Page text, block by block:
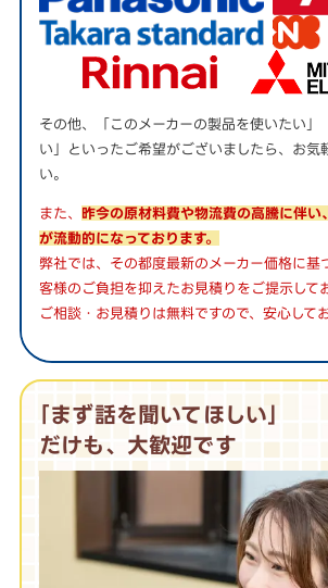
その他、「このメーカーの製品を使いたい」
い」といったご希望がございましたら、お気
い。
また、 昨今の原材料費や物流費の高騰に伴い
が流動的になっております。
弊社では、その都度最新のメーカー価格に基
客様のご負担を抑えたお見積りをご提示して
ご相談・お見積りは無料ですので、安心して
｢まず話を聞いてほしい｣
だけも、大歓迎です